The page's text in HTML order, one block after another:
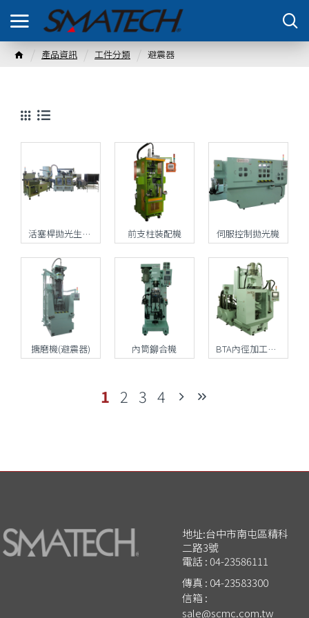
產品資訊 工件分類 避震器
活塞桿拋光生產線(洗淨,研磨,探傷,外徑量測,拋光,洗淨,外觀檢查) 前支柱裝配機 伺服控制拋光機
搪磨機(避震器) 內筒鉚合機 BTA內徑加工專用機
1 2 3 4
地址:台中市南屯區精科
二路3號
電話 :04-23586111
傳真 : 04-23583300
信箱 :
sale@scmc.com.tw